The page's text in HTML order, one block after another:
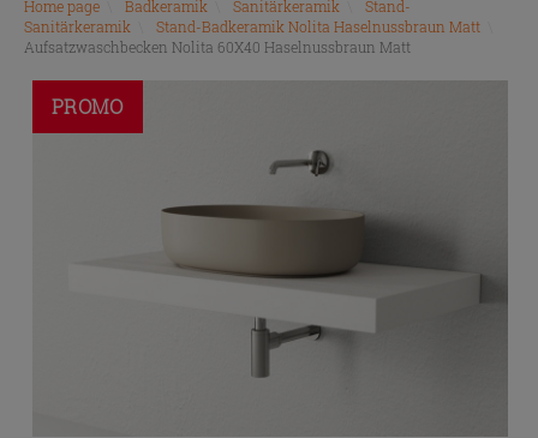
Home page Badkeramik Sanitärkeramik
Stand-
Sanitärkeramik
Stand-Badkeramik Nolita Haselnussbraun Matt
Aufsatzwaschbecken Nolita 60X40 Haselnussbraun Matt
PROMO